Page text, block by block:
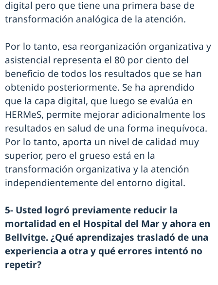
digital pero que tiene una primera base de
transformación analógica de la atención.
Por lo tanto, esa reorganización organizativa y
asistencial representa el 80 por ciento del
beneficio de todos los resultados que se han
obtenido posteriormente. Se ha aprendido
que la capa digital, que luego se evalúa en
HERMeS, permite mejorar adicionalmente los
resultados en salud de una forma inequívoca.
Por lo tanto, aporta un nivel de calidad muy
superior, pero el grueso está en la
transformación organizativa y la atención
independientemente del entorno digital.
5- Usted logró previamente reducir la
mortalidad en el Hospital del Mar y ahora en
Bellvitge. ¿Qué aprendizajes trasladó de una
experiencia a otra y qué errores intentó no
repetir?